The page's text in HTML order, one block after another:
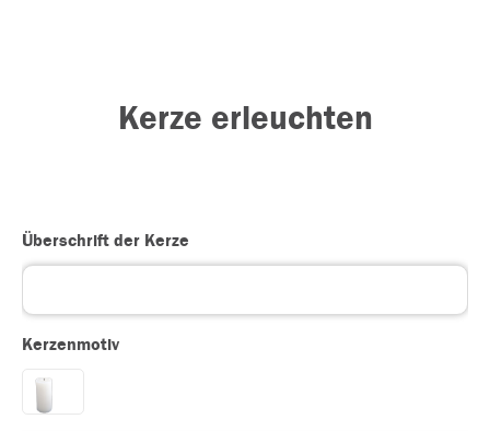
Kerze erleuchten
Überschrift der Kerze
Kerzenmotiv